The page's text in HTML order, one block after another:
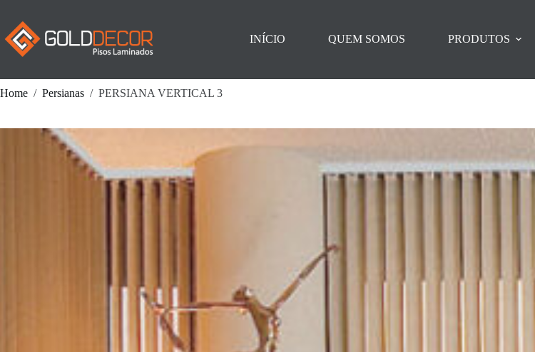
conteúdo
INÍCIO QUEM SOMOS PRODUTOS
Home / Persianas / PERSIANA VERTICAL 3